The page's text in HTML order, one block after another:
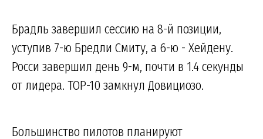
Брадль завершил сессию на 8-й позиции,
уступив 7-ю Бредли Смиту, а 6-ю - Хейдену.
Росси завершил день 9-м, почти в 1.4 секунды
от лидера. TOP-10 замкнул Довициозо.
Большинство пилотов планируют